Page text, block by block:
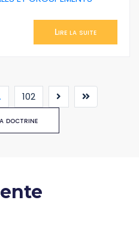
Lire la suite
102
doctrine